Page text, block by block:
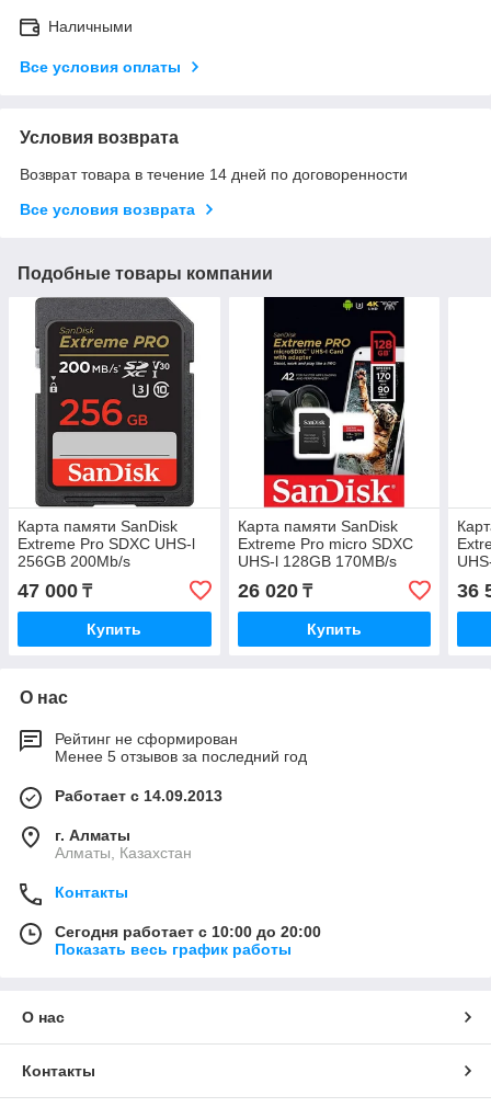
Наличными
Все условия оплаты
Условия возврата
Возврат товара в течение 14 дней по договоренности
Все условия возврата
Подобные товары компании
Карта памяти SanDisk
Extreme Pro SDXC UHS-l
256GB 200Mb/s
47 000 ₸
Купить
Карта памяти SanDisk
Extreme Pro micro SDXC
UHS-l 128GB 170MB/s
26 020₸
Купить
36
О нас
Рейтинг не сформирован
Менее 5 отзывов за последний год
Работает с 14.09.2013
г. Алматы
Алматы, Казахстан
Контакты
Сегодня работает с 10:00 до 20:00
Показать весь график работы
О нас
Контакты